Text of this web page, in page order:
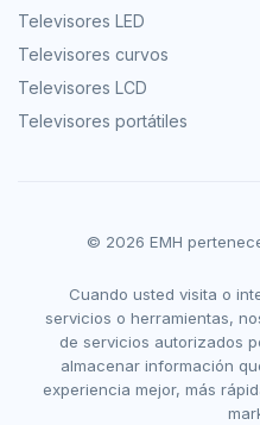
Televisores LED
Televisores curvos
Televisores LCD
Televisores portátiles
© 2026 EMH
Cuando usted visita o
servicios o herramientas,
de servicios autorizados
almacenar información
experiencia mejor, más